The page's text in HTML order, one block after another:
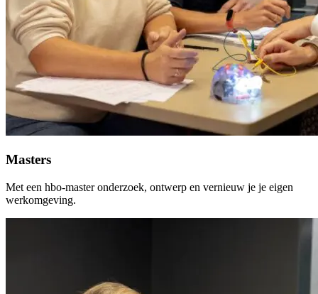
Masters
Met een hbo-master onderzoek, ontwerp en vernieuw je je eigen
werkomgeving.